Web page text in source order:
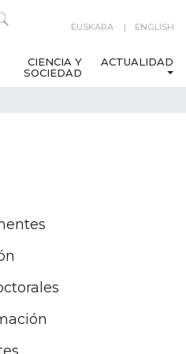
EUSKARA ENGLISH
CIENCIA Y
SOCIEDAD
ACTUALIDAD